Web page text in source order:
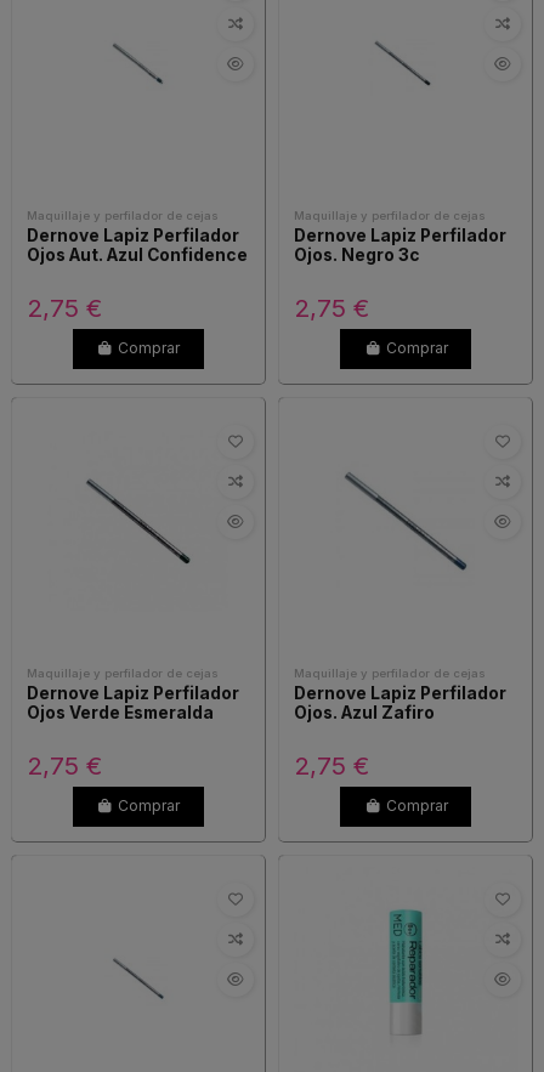
Maquillaje y perfilador de cejas
Dernove Lapiz Perfilador
Ojos Aut. Azul Confidence
2,75 €
Comprar
Maquillaje y perfilador de cejas
Dernove Lapiz Perfilador
Ojos. Negro 3c
2,75 €
Comprar
Maquillaje y perfilador de cejas
Dernove Lapiz Perfilador
Ojos Verde Esmeralda
2,75 €
Comprar
Maquillaje y perfilador de cejas
Dernove Lapiz Perfilador
Ojos. Azul Zafiro
2,75 €
Comprar